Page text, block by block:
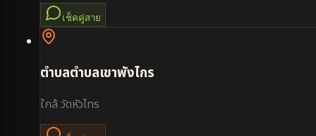
เช็คคู่สาย
ตำบลตำบลเขาพังไกร
ใกล้วัดหัวไทร